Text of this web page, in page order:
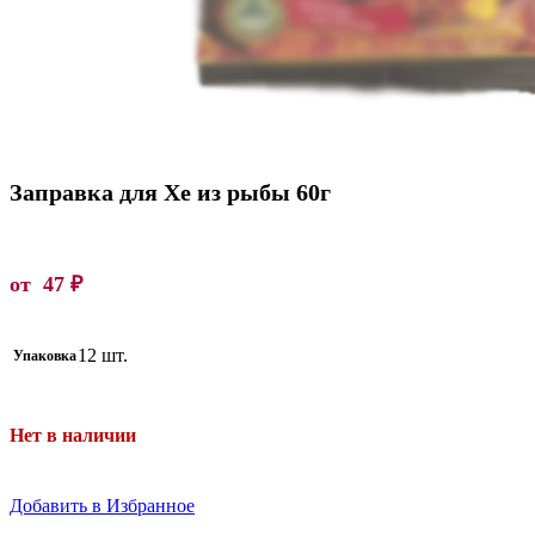
Заправка для Хе из рыбы 60г
от 47 ₽
Упаковка12 шт.
Нет в наличии
Добавить в Избранное